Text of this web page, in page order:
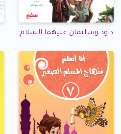
داود وسليمان عليهما السلام